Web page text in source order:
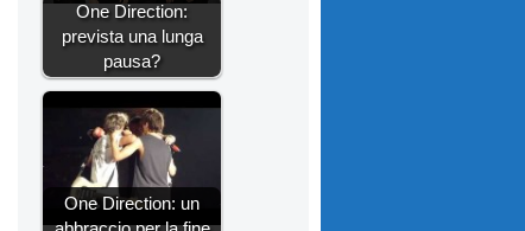
One Direction:
prevista una lunga
pausa?
One Direction: un